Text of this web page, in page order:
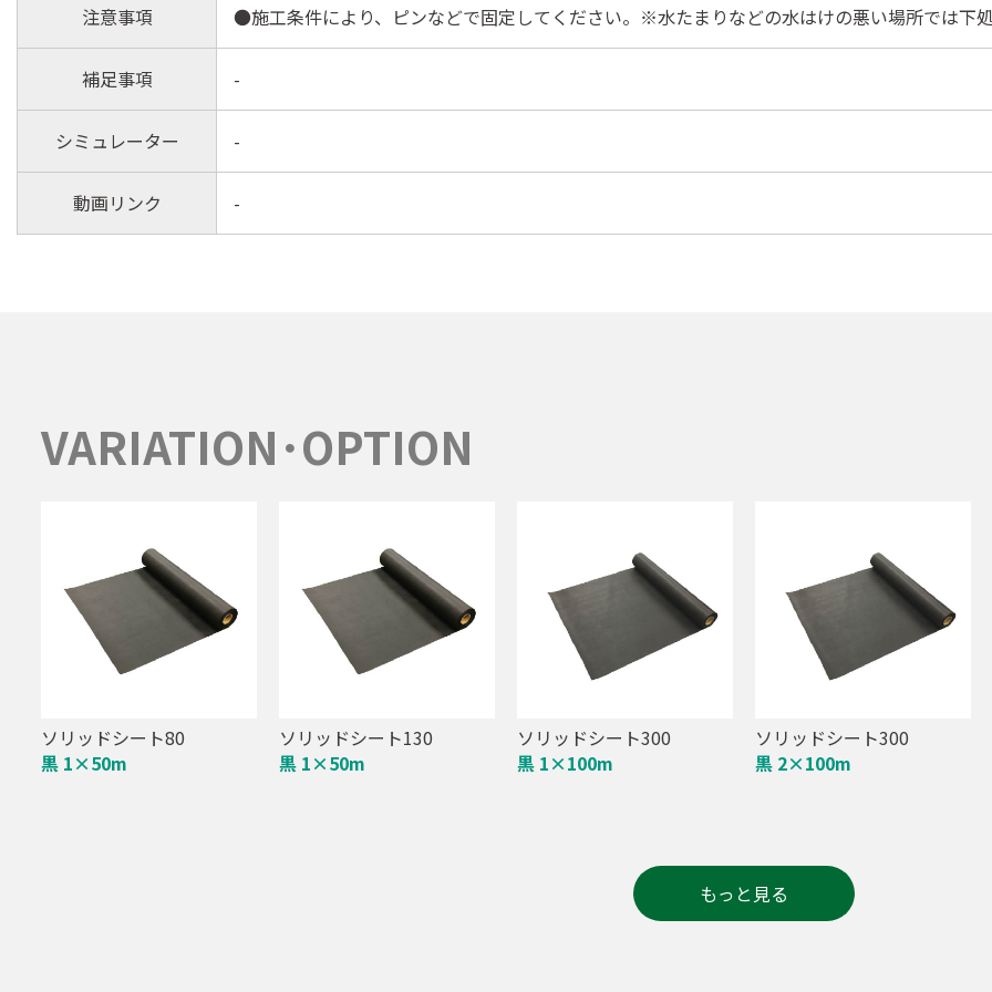
注意事項 ●施工条件により、ピンなどで固定してください。※水たまりなどの水はけの悪い場所では下処
補足事項 -
シミュレーター -
動画リンク -
VARIATION･OPTION
ソリッドシート80
黒 1×50m
ソリッドシート130
黒 1×50m
ソリッドシート300
黒 1×100m
ソリッドシート300
黒 2×100m
もっと見る